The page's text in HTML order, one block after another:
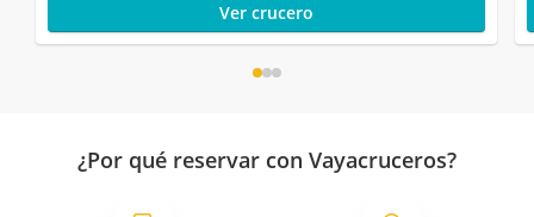
Ver crucero
¿Por qué reservar con Vayacruceros?